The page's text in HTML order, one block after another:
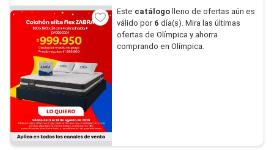
Este catálogolleno de ofertas aún es
válido por 6 día(s). Mira las últimas
ofertas de Olímpica y ahorra
comprando en Olímpica.